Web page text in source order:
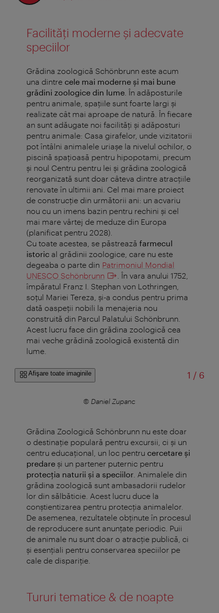
Facilități moderne și adecvate
speciilor
Grădina zoologică Schönbrunn este acum
una dintre cele mai moderne și mai bune
grădini zoologice din lume . În adăposturile
pentru animale, spaţiile sunt foarte largi şi
realizate cât mai aproape de natură. În fiecare
an sunt adăugate noi facilităţi şi adăposturi
pentru animale: Casa girafelor, unde vizitatorii
pot întâlni animalele uriașe la nivelul ochilor, o
piscină spațioasă pentru hipopotami, precum
și noul Centru pentru lei și grădina zoologică
reorganizată sunt doar câteva dintre atracțiile
renovate în ultimii ani. Cel mai mare proiect
de construcţie din următorii ani: un acvariu
nou cu un imens bazin pentru rechini şi cel
mai mare vârtej de meduze din Europa
(planificat pentru 2028).
Cu toate acestea, se păstrează farmecul
istoric al grădinii zoologice, care nu este
degeaba o parte din Patrimoniul Mondial
UNESCO Schönbrunn
. În vara anului 1752,
împăratul Franz I. Stephan von Lothringen,
soțul Mariei Tereza, și-a condus pentru prima
dată oaspeții nobili la menajeria nou
construită din Parcul Palatului Schönbrunn.
Acest lucru face din grădina zoologică cea
mai veche grădină zoologică existentă din
lume.
Afişare toate imaginile 1 /din
6
© Daniel Zupanc
Grădina Zoologică Schönbrunn nu este doar
o destinație populară pentru excursii, ci și un
centru educațional, un loc pentru cercetare și
predare și un partener puternic pentru
protecția naturii și a speciilor . Animalele din
grădina zoologică sunt ambasadorii rudelor
lor din sălbăticie. Acest lucru duce la
conștientizarea pentru protecția animalelor.
De asemenea, rezultatele obţinute în procesul
de reproducere sunt anunţate periodic. Puii
de animale nu sunt doar o atracţie publică, ci
şi esenţiali pentru conservarea speciilor pe
cale de dispariţie.
Tururi tematice & de noapte